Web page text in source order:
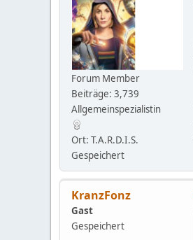
Forum Member
Beiträge: 3,739
Allgemeinspezialistin
Ort: T.A.R.D.I.S.
Gespeichert
KranzFonz
Gast
Gespeichert